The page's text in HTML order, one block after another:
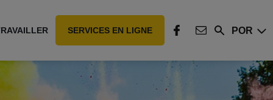
SERVICES EN LIGNE
FACEBOOK
CONTACT
Rechercher
POR